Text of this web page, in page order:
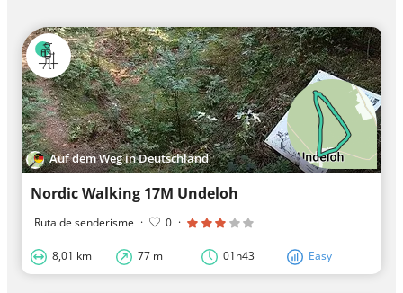
Auf dem Weg in Deutschland
Nordic Walking 17M Undeloh
Ruta de senderisme · 0 ·
8,01 km 77 m 01h43 Easy